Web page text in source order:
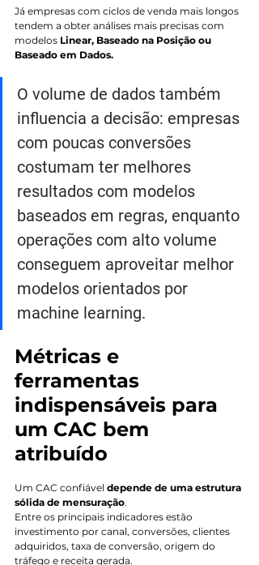
Já empresas com ciclos de venda mais longos
tendem a obter análises mais precisas com
modelos Linear, Baseado na Posição ou
Baseado em Dados.
O volume de dados também
influencia a decisão: empresas
com poucas conversões
costumam ter melhores
resultados com modelos
baseados em regras, enquanto
operações com alto volume
conseguem aproveitar melhor
modelos orientados por
machine learning.
Métricas e
ferramentas
indispensáveis para
um CAC bem
atribuído
Um CAC confiável depende de uma estrutura
sólida de mensuração.
Entre os principais indicadores estão
investimento por canal, conversões, clientes
adquiridos, taxa de conversão, origem do
tráfego e receita gerada.